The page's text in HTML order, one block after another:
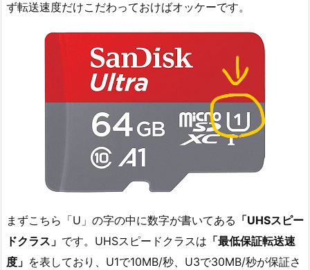
ず転送速度だけこだわっておけばオッケーです。
まずこちら「U」の字の中に数字が書いてある 「UHSスピー
ドクラス」 です。UHSスピードクラスは 「最低保証転送速
度」 を表しており、U1で10MB/秒、U3で30MB/秒が保証さ